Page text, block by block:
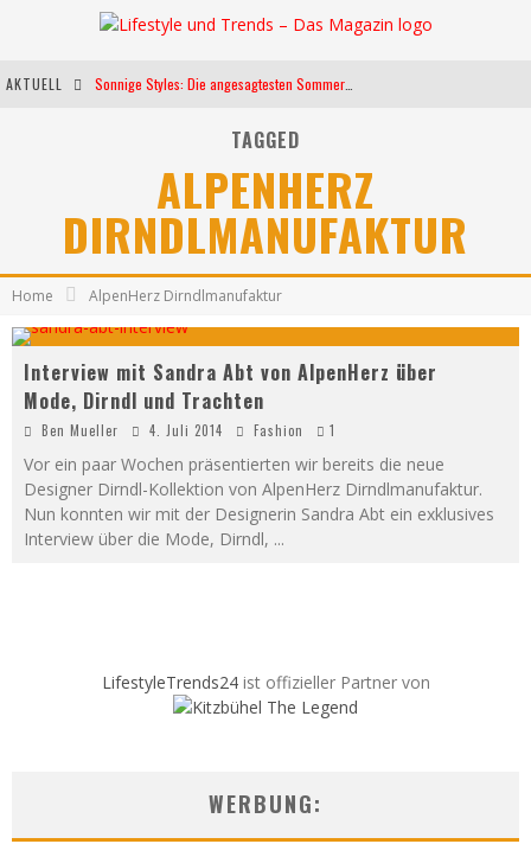
AKTUELL
Weltfrauentag - Eine Feier der Weiblichkeit
Kann unsere Ernährung das biologische Altern verlangsamen?
TAGGED
ALPENHERZ
DIRNDLMANUFAKTUR
Home AlpenHerz Dirndlmanufaktur
Interview mit Sandra Abt von AlpenHerz über
Mode, Dirndl und Trachten
Ben Mueller 4. Juli 2014 Fashion 1
Vor ein paar Wochen präsentierten wir bereits die neue
Designer Dirndl-Kollektion von AlpenHerz Dirndlmanufaktur.
Nun konnten wir mit der Designerin Sandra Abt ein exklusives
Interview über die Mode, Dirndl, ...
LifestyleTrends24ist offizieller Partner von
WERBUNG: